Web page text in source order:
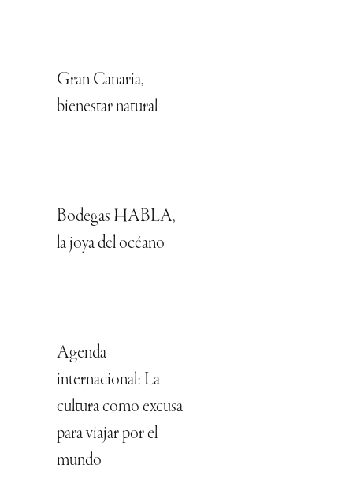
Gran Canaria,
bienestar natural
Bodegas HABLA,
la joya del océano
Agenda
internacional: La
cultura como excusa
para viajar por el
mundo